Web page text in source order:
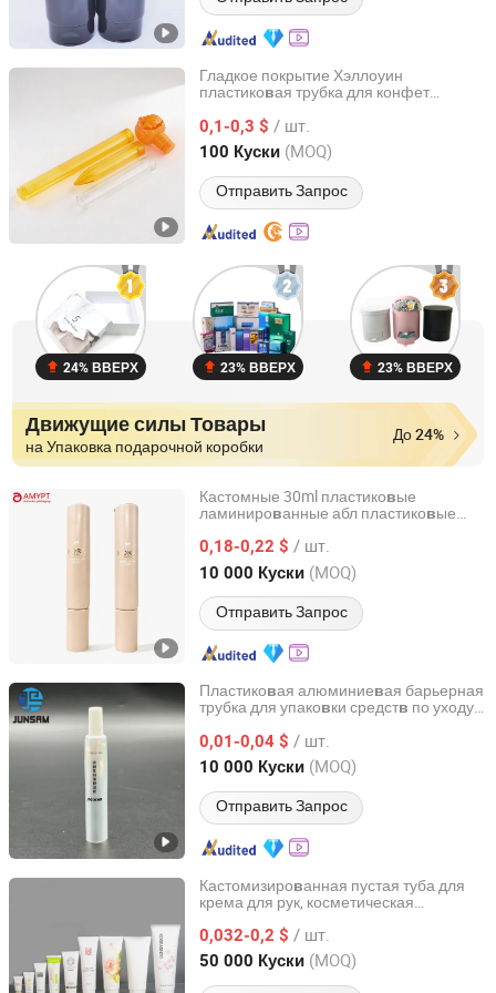
Гладкое покрытие Хэллоуин
пластиковая трубка для конфет
пластиков аяупаковка
пакетупаковкадля продукто
яркой розничнойв
0,1-0,3 $ / шт.
100 Куски (MOQ)
Отправить Запрос
Sichuan Sun Technology Co., Ltd
Sichuan, China с 2026
24% ВВЕРХ 23% ВВЕРХ 23% ВВЕРХ
Движущие силы Товары
на Упаковка подарочной коробки
До 24%
Кастомные 30ml пластиковые
ламинированные абл пластиковые
солнцезащитного косметического
упаковки
0,18-0,22 $ / шт.
10 000 Куски (MOQ)
Отправить Запрос
Guangzhou Amy Plastic Tube Co., Ltd.
Guangdong, China с 2008
Пластиковая алюминиевая барьерная
трубка для упаковки средств по уходу
носиком
0,01-0,04 $ / шт.
10 000 Куски (MOQ)
Отправить Запрос
Junsam (Zhongshan) Packaging Products Co., Ltd.
Guangdong, China с 2020
Кастомизированная пустая туба для
крема для рук, косметическая
0,032-0,2 $ / шт.
50 000 Куски (MOQ)
GOLD FORTUNE (GUANGDONG) IMPORT & EXPORT CO.,
Guangdong, China с 2018